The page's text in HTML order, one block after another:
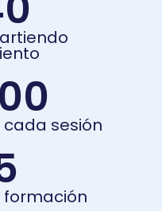
sesión